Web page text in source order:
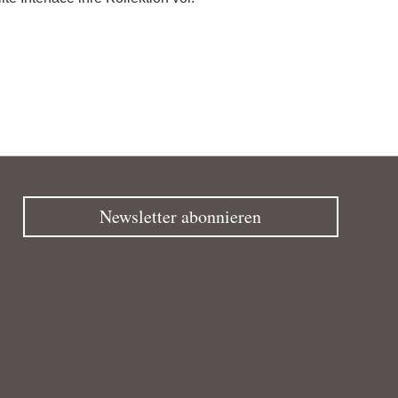
Newsletter abonnieren